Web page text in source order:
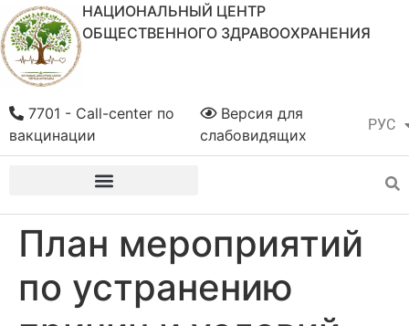
НАЦИОНАЛЬНЫЙ ЦЕНТР
ОБЩЕСТВЕННОГО ЗДРАВООХРАНЕНИЯ
РУС
ҚАЗ
Версия для
слабовидящих
7701 - Call-center по
вакцинации
План мероприятий
по устранению